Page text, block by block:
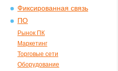
Фиксированная связь
ПО
Рынок ПК
Маркетинг
Торговые сети
Оборудование